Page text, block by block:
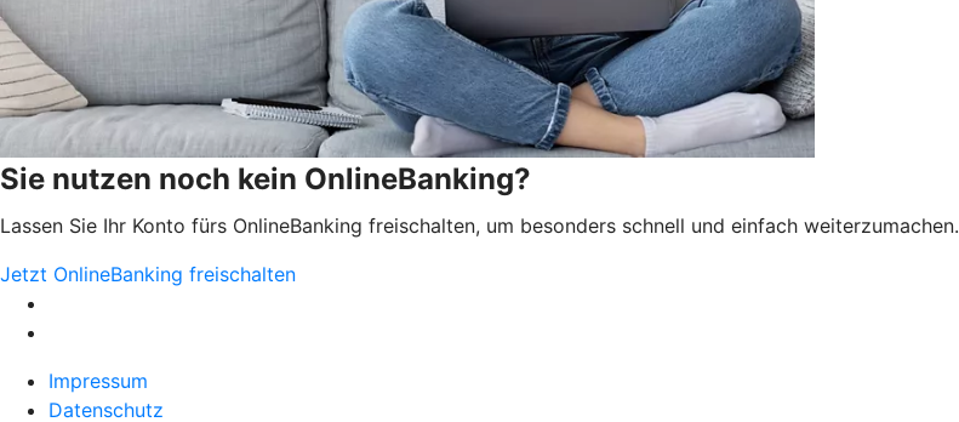
Sie nutzen noch kein OnlineBanking?
Lassen Sie Ihr Konto fürs OnlineBanking freischalten, um besonders schnell und einfach weiterzumachen.
Jetzt OnlineBanking freischalten
Impressum
Datenschutz